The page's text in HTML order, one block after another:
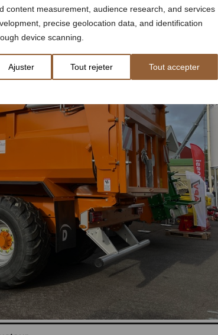
content measurement, audience research, and services
precise geolocation data, and identification
device scanning.
Ajuster Tout rejeter Tout accepter